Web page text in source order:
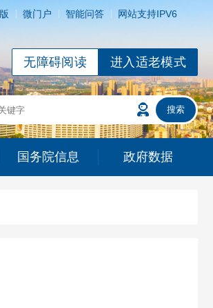
版 微门户 智能问答 网站支持IPV6
进入适老模式
无障碍阅读
国务院信息 政府数据